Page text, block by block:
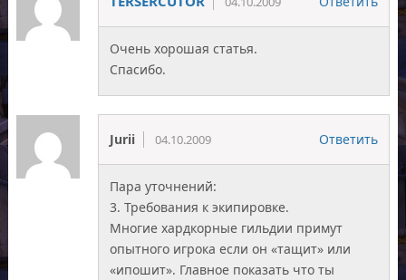
Очень хорошая статья.
Спасибо.
Jurii 04.10.2009 Ответить
Пара уточнений:
3. Требования к экипировке.
Многие хардкорные гильдии примут
опытного игрока если он «тащит» или
«ипошит». Главное показать что ты